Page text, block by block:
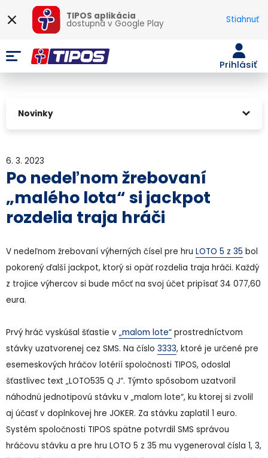
TIPOS aplikácia
dostupná vGoogle Play Stiahnuť
Prihlásiť
Novinky
6. 3. 2023
Po nedeľnom žrebovaní
„malého lota“ si jackpot
rozdelia traja hráči
V nedeľnom žrebovaní výherných čísel pre hru LOTO 5 z 35 bol
pokorený ďalší jackpot, ktorý si opäť rozdelia traja hráči. Každý
z trojice výhercov si bude môcť na svoj účet pripísať 34 077,60
eura.
Prvý hráč vyskúšal šťastie v „malom lote“ prostredníctvom
stávky uzatvorenej cez SMS. Na číslo 3333, ktoré je určené pre
esemeskových hráčov lotérií spoločnosti TIPOS, odoslal
šťastlivec text „LOTO535 Q J“. Týmto spôsobom uzatvoril
náhodnú jednotipovú stávku v „malom lote“, ku ktorej si zvolil
aj účasť v doplnkovej hre JOKER. Za stávku zaplatil 1 euro.
Systém spoločnosti TIPOS spätne potvrdil SMS správou
hráčovu stávku a pre hru LOTO 5 z 35 mu vygeneroval čísla 1, 3,